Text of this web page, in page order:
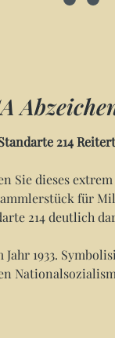
214
dieses
für
214 deutlich
Jahr 1933.